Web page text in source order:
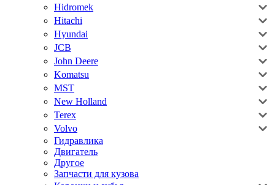
Hidromek
Hitachi
Hyundai
JCB
John Deere
Komatsu
MST
New Holland
Terex
Volvo
Гидравлика
Двигатель
Другое
Запчасти для кузова